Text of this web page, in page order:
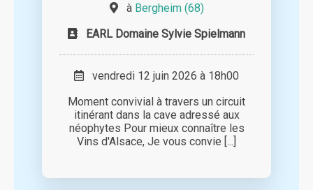
à Bergheim (68)
EARL Domaine Sylvie Spielmann
vendredi 12 juin 2026 à 18h00
Moment convivial à travers un circuit
itinérant dans la cave adressé aux
néophytes Pour mieux connaître les
Vins d'Alsace, Je vous convie [...]